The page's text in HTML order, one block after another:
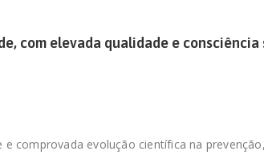
com elevada qualidade e consciência
comprovada evolução científica na